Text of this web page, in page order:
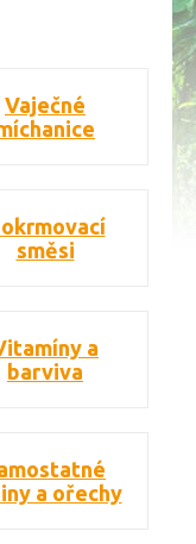
Vaječné
směsi
a
barviva
a ořechy